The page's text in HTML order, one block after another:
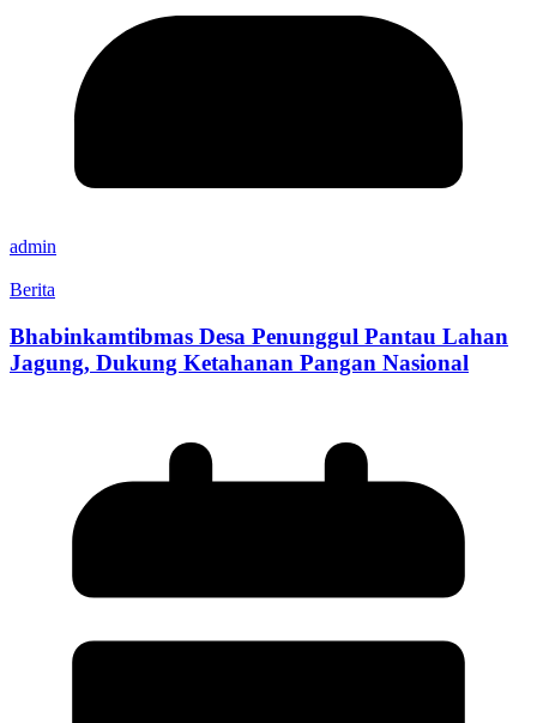
admin
Berita
Bhabinkamtibmas Desa Penunggul Pantau Lahan
Jagung, Dukung Ketahanan Pangan Nasional